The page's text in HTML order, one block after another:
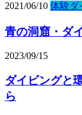
2021/06/10 体験ダ
青の洞窟・ダ
2023/09/15
ダイビングと
ら